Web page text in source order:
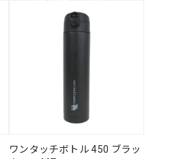
ワンタッチボトル 450 ブラッ